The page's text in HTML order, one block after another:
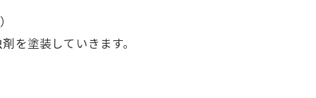
を塗装していきます。